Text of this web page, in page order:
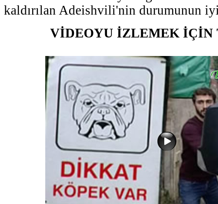
kaldırılan Adeishvili'nin durumunun
VİDEOYU İZLEMEK